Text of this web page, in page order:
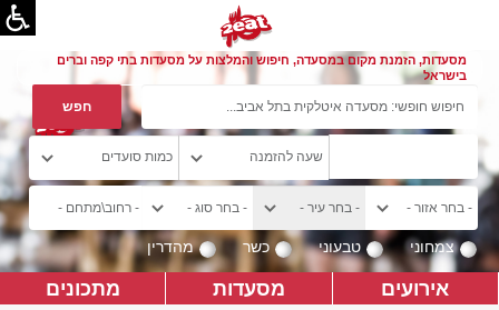
מסעדות, הזמנת מקום במסעדה, חיפוש והמלצות על מסעדות בתי קפה וברים
בישראל
צמחוני טבעוני כשר מהדרין
אירועים מסעדות מתכונים